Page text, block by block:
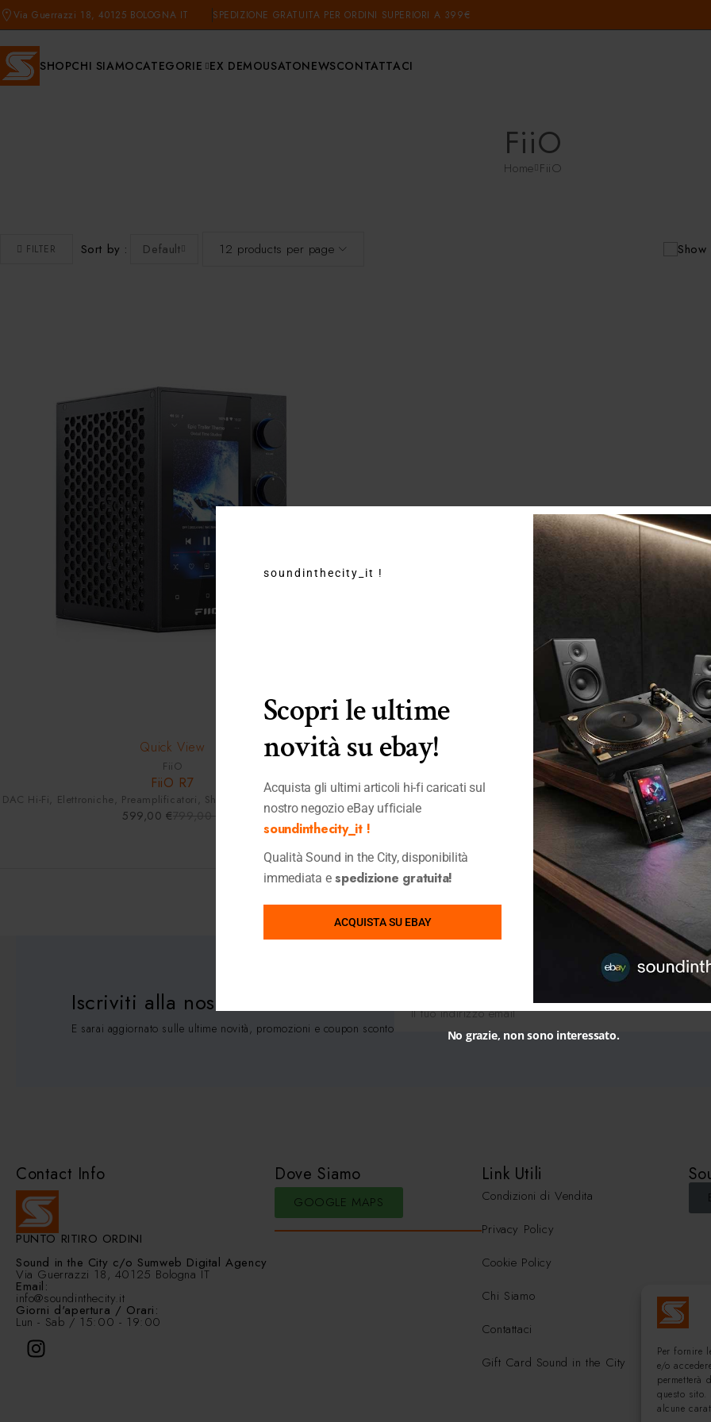
Per fornire
e/o
permetterà
questo
alcune
Via Guerrazzi 18, 40125 BOLOGNA IT SPEDIZIONE GRATUITA PER ORDINI SUPERIORI A 399€
SHOPCHI SIAMOCATEGORIE EX DEMOUSATONEWSCONTATTACI
FiiO
Home FiiO
FILTER Sort by Default
Quick View
FiiO
FiiO R7
DAC Hi-Fi Elettroniche Preamplificatori Shop Ultimi Pezzi
599,00€
Visualizzazione del risultato
Iscriviti alla nostra Newsletter
E sarai aggiornato sulle ultime novità, promozioni e coupon sconto
Contact Info
PUNTO RITIRO ORDINI
Sound in the City c/o Sumweb Digital Agency
Via Guerrazzi 18, 40125 Bologna IT
Email:
info@soundinthecity.it
Giorni d'apertura / Orari:
Lun - Sab / 15:00 - 19:00
Dove Siamo
GOOGLE MAPS
Link Utili
Condizioni di Vendita
Privacy Policy
Cookie Policy
Chi Siamo
Contattaci
Gift Card Sound in the City
soundinthecity_it !
Scopri le ultime
novità su ebay!
Acquista gli ultimi articoli hi-fi caricati sul
nostro negozio eBay ufficiale
soundinthecity_it !
Qualità Sound in the City, disponibilità
immediata espedizione gratuita!
ACQUISTA SU EBAY
No grazie, non sono interessato.